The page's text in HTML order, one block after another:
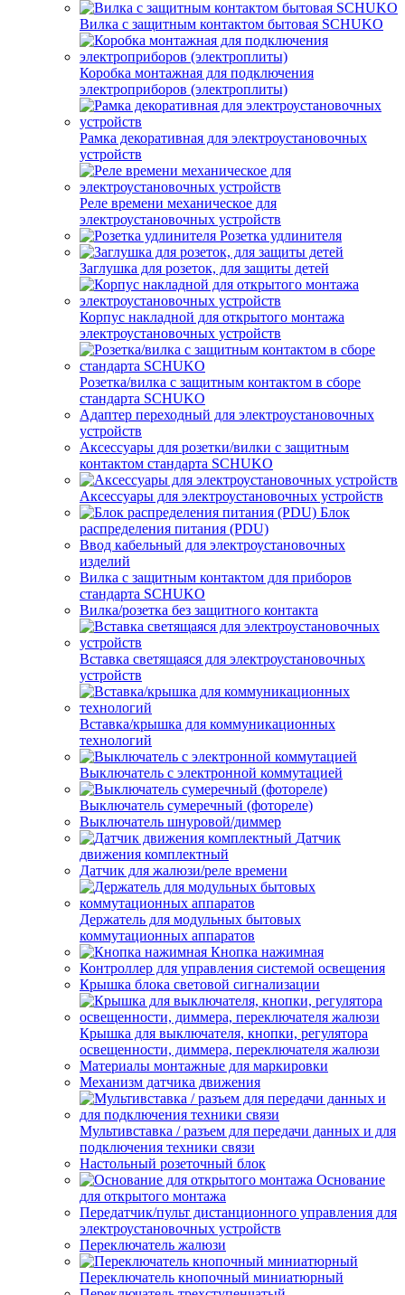
Вилка с защитным контактом бытовая SCHUKO
Коробка монтажная для подключения
электроприборов (электроплиты)
Рамка декоративная для электроустановочных
устройств
Реле времени механическое для
электроустановочных устройств
Розетка удлинителя
Заглушка для розеток, для защиты детей
Корпус накладной для открытого монтажа
электроустановочных устройств
Розетка/вилка с защитным контактом в сборе
стандарта SCHUKO
Адаптер переходный для электроустановочных
устройств
Аксессуары для розетки/вилки с защитным
контактом стандарта SCHUKO
Аксессуары для электроустановочных устройств
Блок
распределения питания (PDU)
Ввод кабельный для электроустановочных
изделий
Вилка с защитным контактом для приборов
стандарта SCHUKO
Вилка/розетка без защитного контакта
Вставка светящаяся для электроустановочных
устройств
Вставка/крышка для коммуникационных
технологий
Выключатель с электронной коммутацией
Выключатель сумеречный (фотореле)
Выключатель шнуровой/диммер
Датчик
движения комплектный
Датчик для жалюзи/реле времени
Держатель для модульных бытовых
коммутационных аппаратов
Кнопка нажимная
Контроллер для управления системой освещения
Крышка блока световой сигнализации
Крышка для выключателя, кнопки, регулятора
освещенности, диммера, переключателя жалюзи
Материалы монтажные для маркировки
Механизм датчика движения
Мультивставка / разъем для передачи данных и для
подключения техники связи
Настольный розеточный блок
Основание
для открытого монтажа
Передатчик/пульт дистанционного управления для
электроустановочных устройств
Переключатель жалюзи
Переключатель кнопочный миниатюрный